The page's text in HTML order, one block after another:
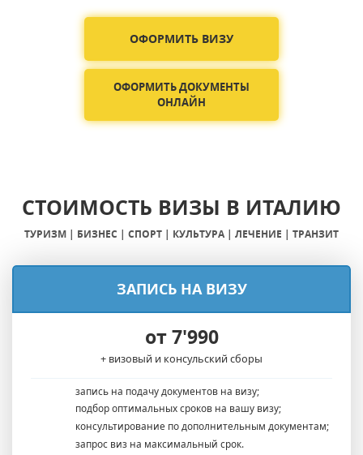
ОФОРМИТЬ ВИЗУ
ОФОРМИТЬ ДОКУМЕНТЫ
ОНЛАЙН
СТОИМОСТЬ ВИЗЫ В ИТАЛИЮ
ТУРИЗМ | БИЗНЕС | СПОРТ | КУЛЬТУРА | ЛЕЧЕНИЕ | ТРАНЗИТ
ЗАПИСЬ НА ВИЗУ
от 7'990
+ визовый и консульский сборы
запись на подачу документов на визу;
подбор оптимальных сроков на вашу визу;
консультирование по дополнительным документам;
запрос виз на максимальный срок.